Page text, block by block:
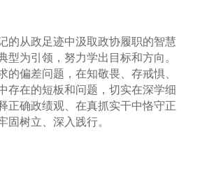
的从政足迹中汲取政协履职的智慧
为引领，努力学出目标和方向。
偏差问题，在知敬畏、存戒惧、
存在的短板和问题，切实在深学细
正确政绩观、在真抓实干中恪守正
树立、深入践行。